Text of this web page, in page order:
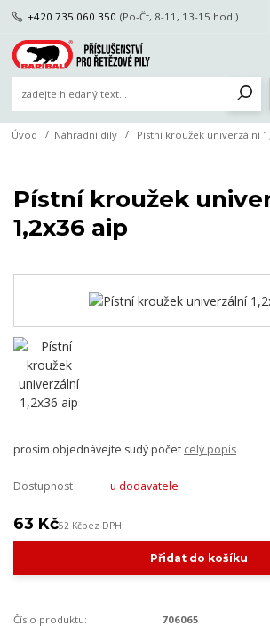
+420 735 060 350 (Po-Čt, 8-11, 13-15 hod.)
Úvod Náhradní díly Pístní kroužek univerzální
Pístní kroužek
1,2x36 aip
prosím objednávejte sudý počet celý popis
Dostupnost u dodavatele
63 Kč52 Kčbez DPH
Přidat do košíku
Číslo produktu:
706065